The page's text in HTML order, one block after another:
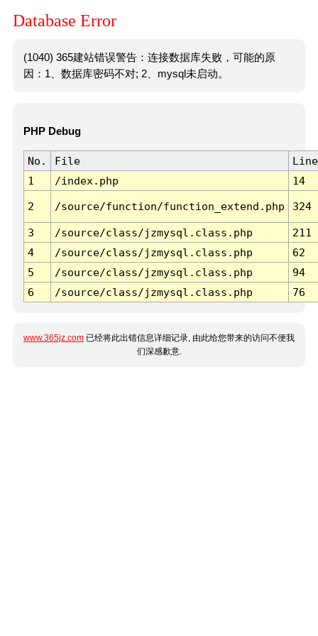
Database Error
(1040) 365建站错误警告：连接数据库失败，可能的原
因：1、数据库密码不对; 2、mysql未启动。
PHP Debug
No. File
Line
1
/index.php 14
2 /source/function/function_extend.php 324
3 /source/class/jzmysql.class.php
211
4
/source/class/jzmysql.class.php
62
5
/source/class/jzmysql.class.php
94
6
/source/class/jzmysql.class.php 76
www.365jz.com 已经将此出错信息详细记录, 由此给您带来的访问不便我
们深感歉意.